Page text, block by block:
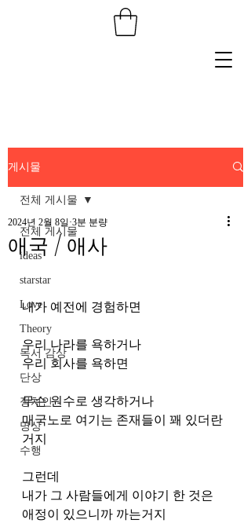
게시물
전체 게시물
ideas
starstar
Love
Theory
독서 감상
단상
정치인
명상
수행
전체 게시물
애국 / 애사
2024년 2월 8일 3분 분량
내가 예전에 경험하면
우리 나라를 욕하거나
우리 회사를 욕하면
무슨 원수로 생각하거나
매국노로 여기는 존재들이 꽤 있더란
거지
그런데
내가 그 사람들에게 이야기 한 것은
애정이 있으니까 까는거지